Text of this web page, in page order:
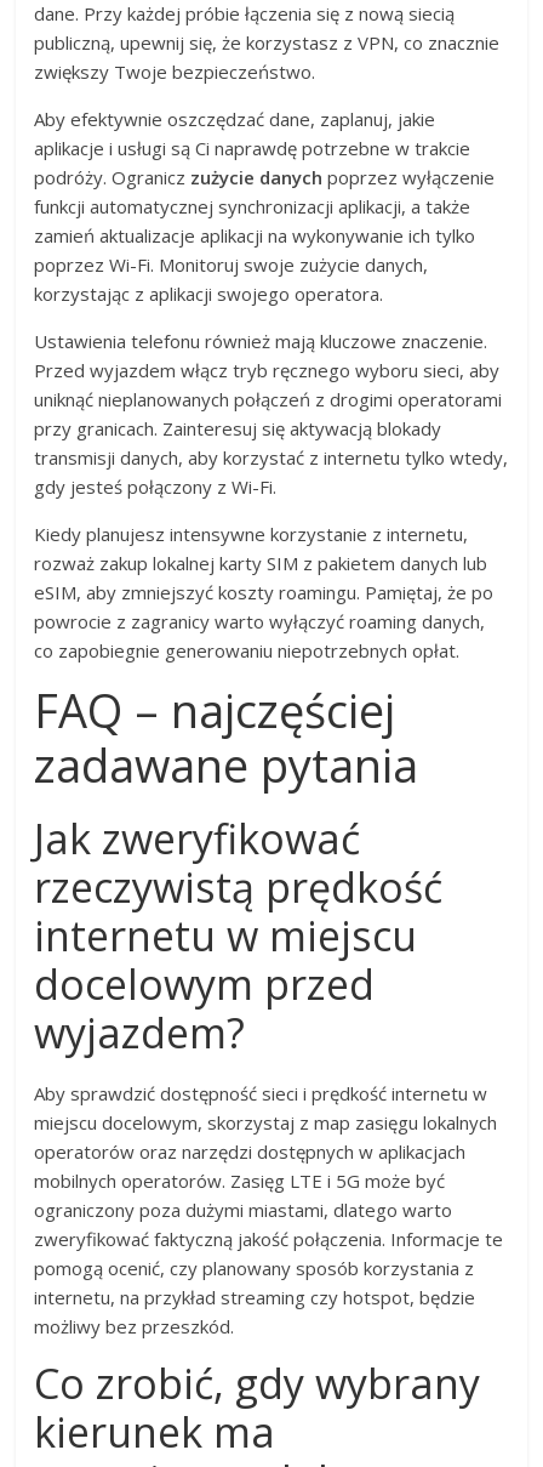
dane. Przy każdej próbie łączenia się z nową siecią
publiczną, upewnij się, że korzystasz z VPN, co znacznie
zwiększy Twoje bezpieczeństwo.
Aby efektywnie oszczędzać dane, zaplanuj, jakie
aplikacje i usługi są Ci naprawdę potrzebne w trakcie
podróży. Ogranicz zużycie danych poprzez wyłączenie
funkcji automatycznej synchronizacji aplikacji, a także
zamień aktualizacje aplikacji na wykonywanie ich tylko
poprzez Wi-Fi. Monitoruj swoje zużycie danych,
korzystając z aplikacji swojego operatora.
Ustawienia telefonu również mają kluczowe znaczenie.
Przed wyjazdem włącz tryb ręcznego wyboru sieci, aby
uniknąć nieplanowanych połączeń z drogimi operatorami
przy granicach. Zainteresuj się aktywacją blokady
transmisji danych, aby korzystać z internetu tylko wtedy,
gdy jesteś połączony z Wi-Fi.
Kiedy planujesz intensywne korzystanie z internetu,
rozważ zakup lokalnej karty SIM z pakietem danych lub
eSIM, aby zmniejszyć koszty roamingu. Pamiętaj, że po
powrocie z zagranicy warto wyłączyć roaming danych,
co zapobiegnie generowaniu niepotrzebnych opłat.
FAQ – najczęściej
zadawane pytania
Jak zweryfikować
rzeczywistą prędkość
internetu w miejscu
docelowym przed
wyjazdem?
Aby sprawdzić dostępność sieci i prędkość internetu w
miejscu docelowym, skorzystaj z map zasięgu lokalnych
operatorów oraz narzędzi dostępnych w aplikacjach
mobilnych operatorów. Zasięg LTE i 5G może być
ograniczony poza dużymi miastami, dlatego warto
zweryfikować faktyczną jakość połączenia. Informacje te
pomogą ocenić, czy planowany sposób korzystania z
internetu, na przykład streaming czy hotspot, będzie
możliwy bez przeszkód.
Co zrobić, gdy wybrany
kierunek ma